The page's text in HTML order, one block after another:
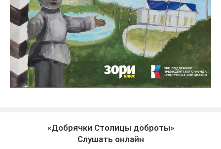
«Добрячки Столицы доброты»
Слушать онлайн